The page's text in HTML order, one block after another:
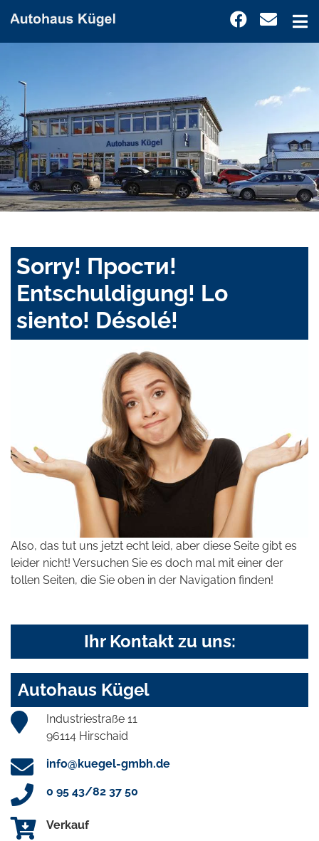
Sorry! Прости!
Entschuldigung! Lo
siento! Désolé!
Also, das tut uns jetzt echt leid, aber diese Seite gibt es
leider nicht! Versuchen Sie es doch mal mit einer der
tollen Seiten, die Sie oben in der Navigation finden!
Ihr Kontakt zu uns:
Autohaus Kügel
Industriestraße 11
96114 Hirschaid
info@kuegel-gmbh.de
0 95 43/82 37 50
Verkauf